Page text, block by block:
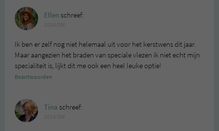
Ellen schreef:
Ik ben er zelf nog niet helemaal uit voor het kerstwens dit jaar.
Maar aangezien het braden van speciale vlezen ik niet echt mijn
specialiteit is, lijkt dit me ook een heel leuke optie!
Beantwoorden
Tina schreef: